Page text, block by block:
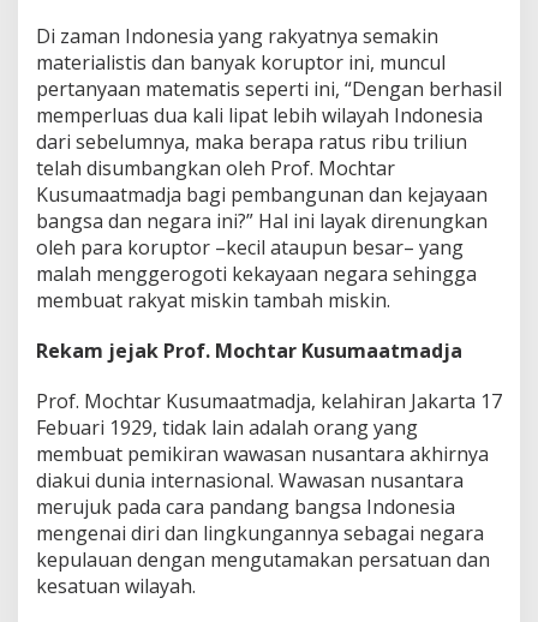
Di zaman Indonesia yang rakyatnya semakin
materialistis dan banyak koruptor ini, muncul
pertanyaan matematis seperti ini, “Dengan berhasil
memperluas dua kali lipat lebih wilayah Indonesia
dari sebelumnya, maka berapa ratus ribu triliun
telah disumbangkan oleh Prof. Mochtar
Kusumaatmadja bagi pembangunan dan kejayaan
bangsa dan negara ini?” Hal ini layak direnungkan
oleh para koruptor –kecil ataupun besar– yang
malah menggerogoti kekayaan negara sehingga
membuat rakyat miskin tambah miskin.
Rekam jejak Prof. Mochtar Kusumaatmadja
Prof. Mochtar Kusumaatmadja, kelahiran Jakarta 17
Febuari 1929, tidak lain adalah orang yang
membuat pemikiran wawasan nusantara akhirnya
diakui dunia internasional. Wawasan nusantara
merujuk pada cara pandang bangsa Indonesia
mengenai diri dan lingkungannya sebagai negara
kepulauan dengan mengutamakan persatuan dan
kesatuan wilayah.